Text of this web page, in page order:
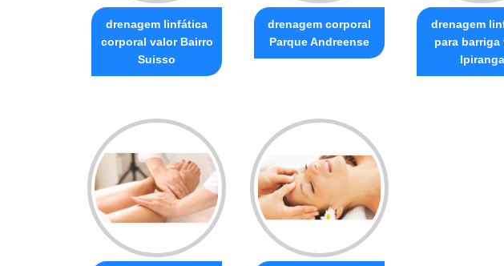
drenagem linfática
corporal valor Bairro
Suisso
drenagem corporal
Parque Andreense
drenagem
para barriga
Ipiranga